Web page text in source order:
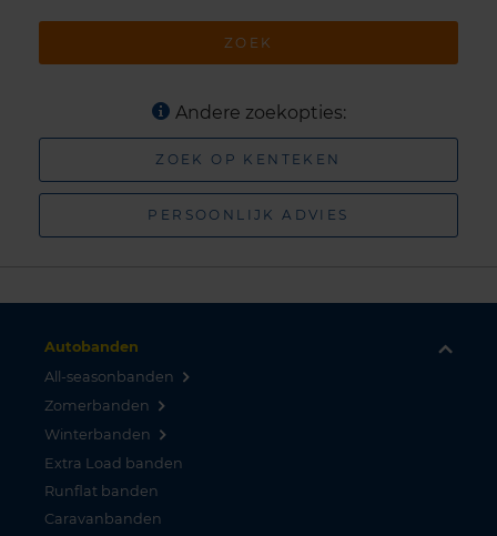
ZOEK
Andere zoekopties:
ZOEK OP KENTEKEN
PERSOONLIJK ADVIES
Autobanden
All-seasonbanden
Zomerbanden
Winterbanden
Extra Load banden
Runflat banden
Caravanbanden